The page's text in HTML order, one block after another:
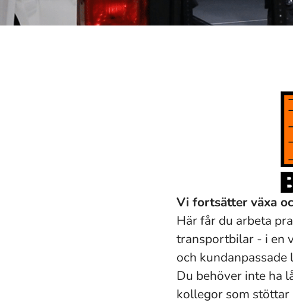
Vi fortsätter växa
Här får du arbeta
transportbilar - i en
och kundanpassade
Du behöver inte ha
kollegor som